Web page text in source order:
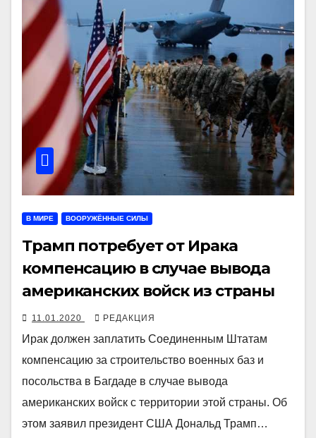
В МИРЕ ВООРУЖЁННЫЕ СИЛЫ
Трамп потребует от Ирака
компенсацию в случае вывода
американских войск из страны
11.01.2020 РЕДАКЦИЯ
Ирак должен заплатить Соединенным Штатам
компенсацию за строительство военных баз и
посольства в Багдаде в случае вывода
американских войск с территории этой страны. Об
этом заявил президент США Дональд Трамп…